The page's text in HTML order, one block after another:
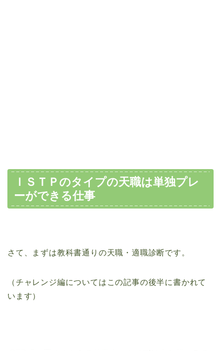
ＩＳＴＰのタイプの天職は単独プレ
ーができる仕事
さて、まずは教科書通りの天職・適職診断です。
（チャレンジ編についてはこの記事の後半に書かれて
います）